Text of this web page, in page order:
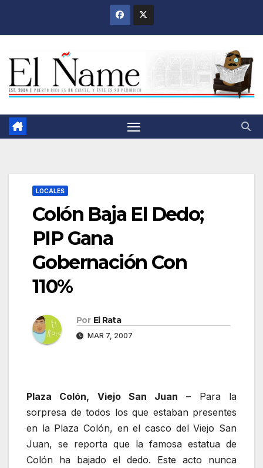
LOCALES
Colón Baja El Dedo;
PIP Gana
Gobernación Con
110%
Por El Rata
MAR 7, 2007
Plaza Colón, Viejo San Juan – Para la
sorpresa de todos los que estaban presentes
en la Plaza Colón, en el casco del Viejo San
Juan, se reporta que la famosa estatua de
Colón ha bajado el dedo. Este acto nunca